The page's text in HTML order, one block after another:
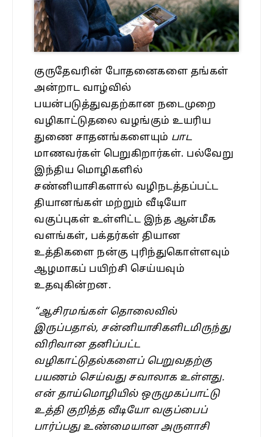
குருதேவரின் போதனைகளை தங்கள்
அன்றாட வாழ்வில்
பயன்படுத்துவதற்கான நடைமுறை
வழிகாட்டுதலை வழங்கும் உயரிய
துணை சாதனங்களையும் பாட
மாணவர்கள் பெறுகிறார்கள். பல்வேறு
இந்திய மொழிகளில்
சண்னியாசிகளால் வழிநடத்தப்பட்ட
தியானங்கள் மற்றும் வீடியோ
வகுப்புகள் உள்ளிட்ட இந்த ஆன்மீக
வளங்கள், பக்தர்கள் தியான
உத்திகளை நன்கு புரிந்துகொள்ளவும்
ஆழமாகப் பயிற்சி செய்யவும்
உதவுகின்றன.
“ஆசிரமங்கள் தொலைவில்
இருப்பதால், சன்னியாசிகளிடமிருந்து
விரிவான தனிப்பட்ட
வழிகாட்டுதல்களைப் பெறுவதற்கு
பயணம் செய்வது சவாலாக உள்ளது.
என் தாய்மொழியில் ஒருமுகப்பாட்டு
உத்தி குறித்த வீடியோ வகுப்பைப்
பார்ப்பது உண்மையான அருளாசி